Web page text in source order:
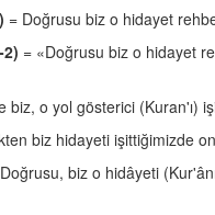
= Doğrusu biz o hidayet
= «Doğrusu biz o hidayet
biz, o yol gösterici (Kuran'ı)
biz hidayeti işittiğimizde
biz o hidâyeti